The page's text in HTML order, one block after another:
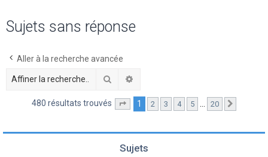
Sujets sans réponse
Aller à la recherche avancée
Rechercher
480 résultats trouvés Page sur20
1 2 3 4 5 … 20
Sujets